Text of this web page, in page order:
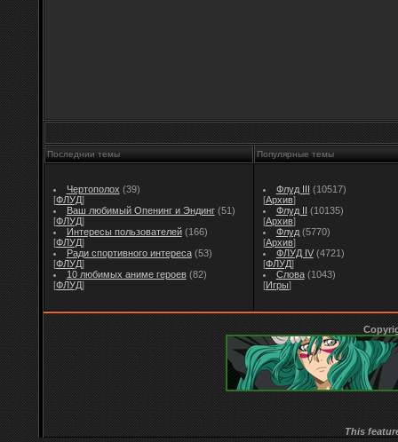
Последнии темы Популярные темы
Чертополох (39)
[ФЛУД]
Ваш любимый Опенинг и Эндинг (51)
[ФЛУД]
Интересы пользователей (166)
[ФЛУД]
Ради спортивного интереса (53)
[ФЛУД]
10 любимых аниме героев (82)
[ФЛУД]
Флуд III (10517)
[Архив]
Флуд II (10135)
[Архив]
Флуд (5770)
[Архив]
ФЛУД IV (4721)
[ФЛУД]
Слова (1043)
[Игры]
This